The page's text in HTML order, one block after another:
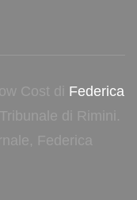
Cost di Federica
di Rimini.
Federica